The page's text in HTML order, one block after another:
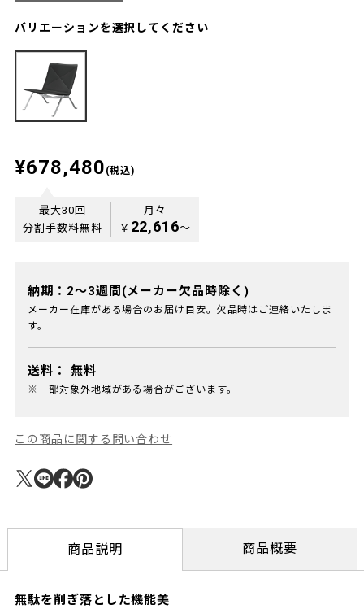
バリエーションを選択してください
¥678,480 (税込)
最大30回
分割手数料無料
月々
￥ 22,616〜
納期：2～3週間(メーカー欠品時除く)
メーカー在庫がある場合のお届け目安。欠品時はご連絡いたしま
す。
送料： 無料
※一部対象外地域がある場合がございます。
この商品に関する問い合わせ
商品説明 商品概要
無駄を削ぎ落とした機能美